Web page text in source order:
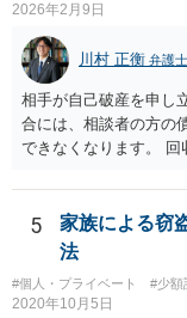
（月ごと）が、強制執
します。請求できるの
り、強制執行を基準に
の様な案件を請け負っ
主張する余地があれば
りそうです。
2026年2月9日
川村 正衡 弁護士
相手が自己破産を申し
合には、相談者の方の
できなくなります。
5
家族による窃
法
#個人・プライベート #少額
2020年10月5日